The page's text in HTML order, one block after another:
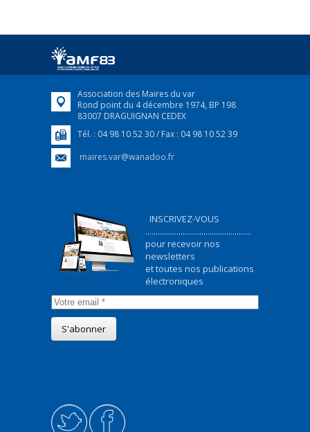
Afin d’accompagner au mieux les réfugiés
FEUILLETER
Association des Maires du var
Rond point du 4 décembre 1974, BP 198
83007 DRAGUIGNAN CEDEX
Tél. : 04 98 10 52 30 / Fax : 04 98 10 52 39
maires.var@wanadoo.fr
INSCRIVEZ-VOUS
...................................................
pour recevoir nos
newsletters
et toutes nos publications
électroniques